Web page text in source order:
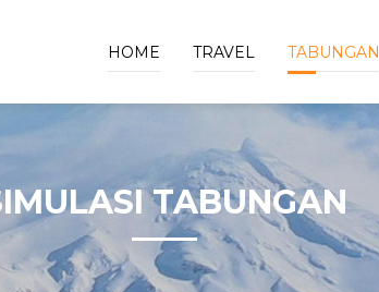
HOME TRAVEL TABUNGAN
TABUNGAN